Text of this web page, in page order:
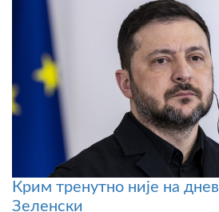
Крим тренутно није на
Зеленски